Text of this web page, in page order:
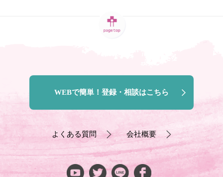
WEBで簡単！登録・相談はこちら
よくある質問 会社概要